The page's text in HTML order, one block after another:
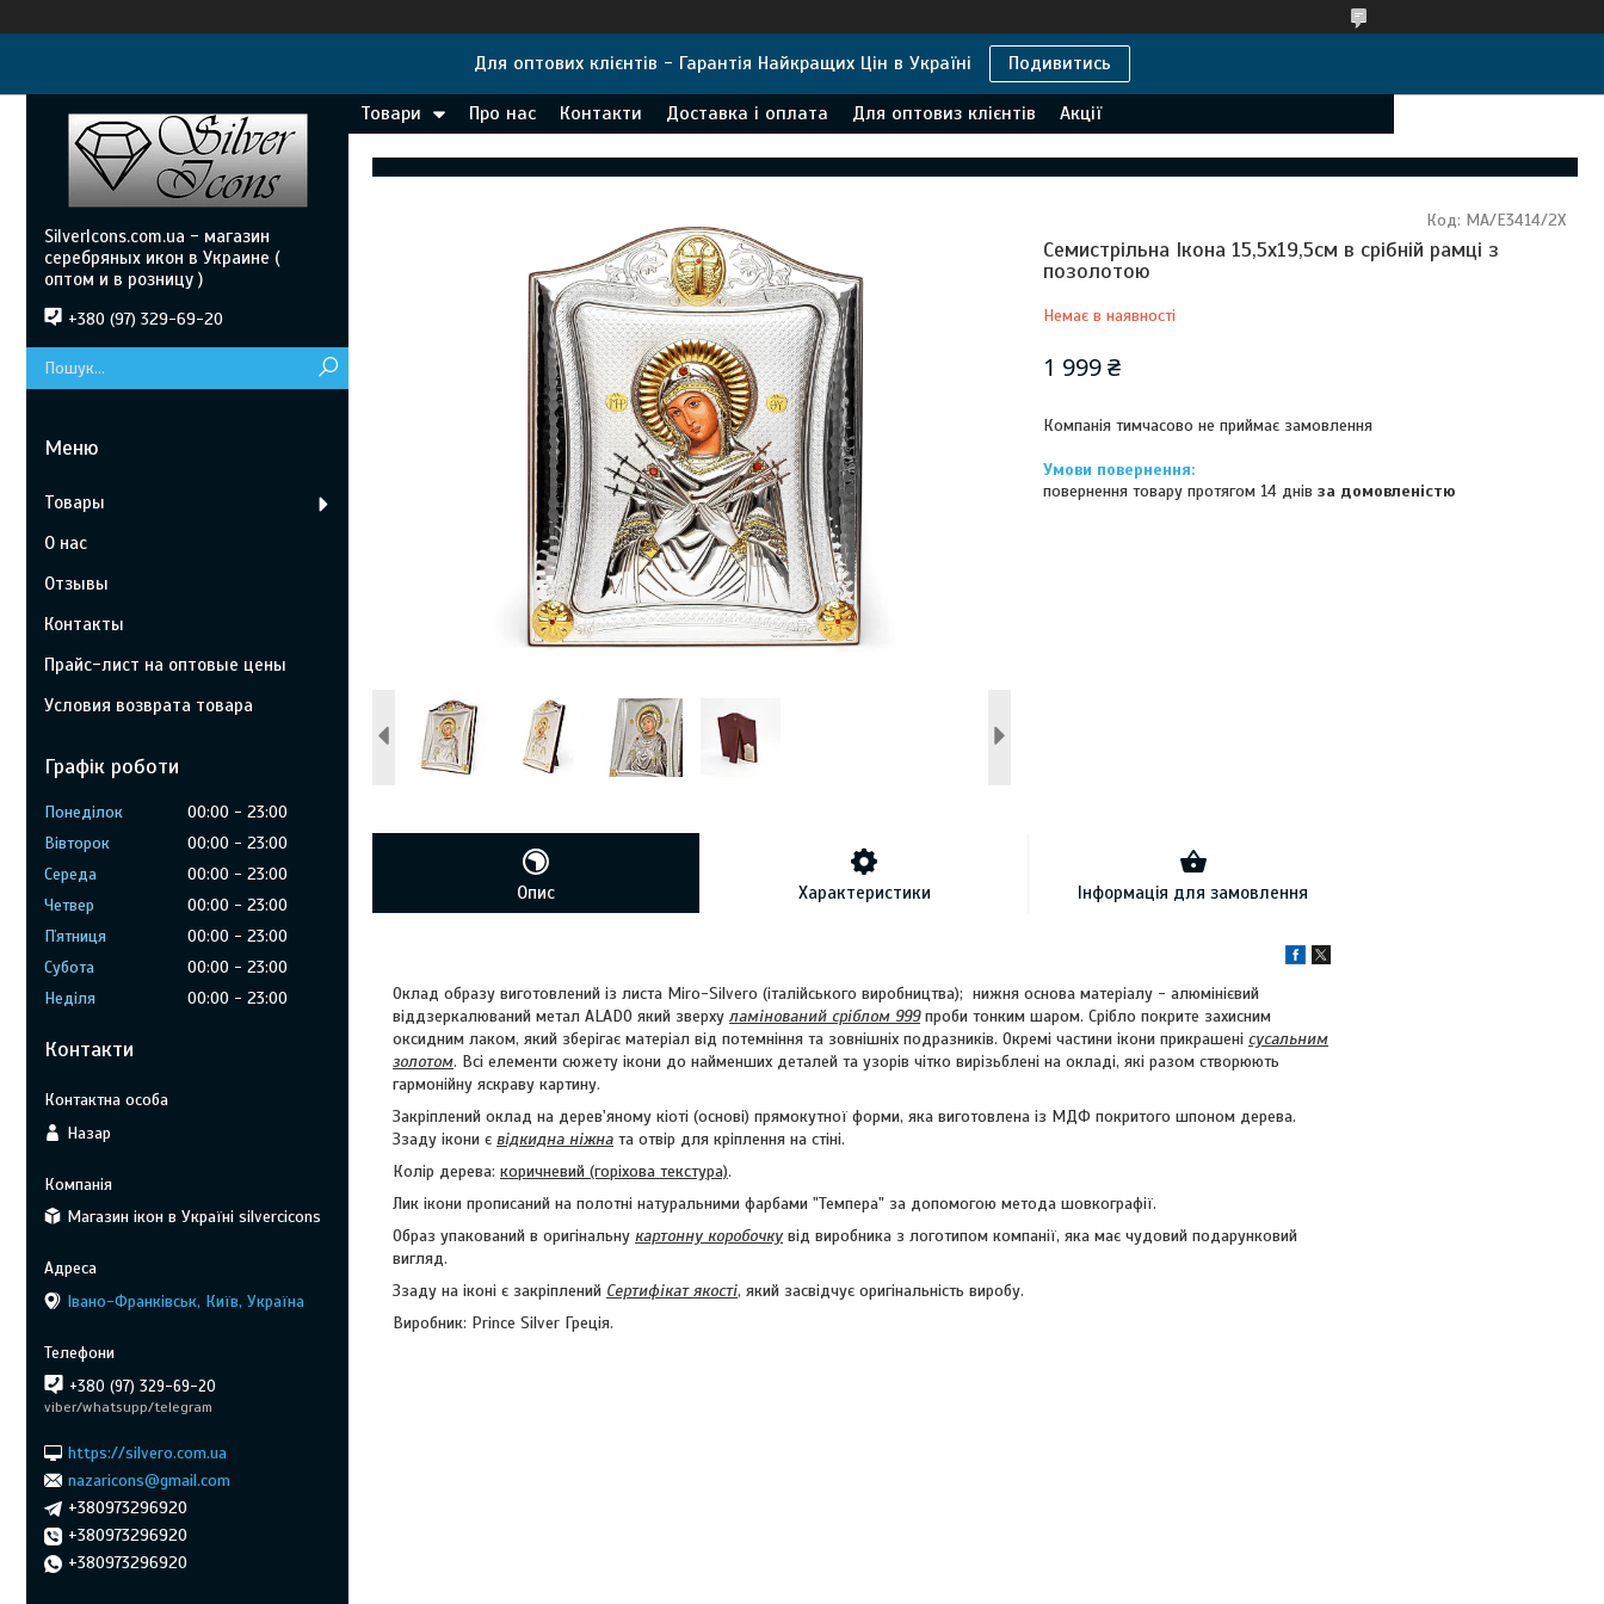
Для оптових клієнтів - Гарантія Найкращих Цін в Україні Подивитись
Товари Про нас Контакти Доставка і оплата Для оптовиз клієнтів Акції
Семистрільна Ікона 15,5x19,5см в срібній рамці з
позолотою
Немає в наявності
Код: MA/E3414/2X
1 999 ₴
Компанія тимчасово не приймає замовлення
повернення товару протягом 14 днівза домовленістю
Опис Характеристики Інформація для замовлення
Оклад образу виготовлений із листа Miro-Silvero (італійського виробництва); нижня основа матеріалу - алюмінієвий
віддзеркалюваний метал ALADO який зверху ламінований сріблом 999проби тонким шаром. Срібло покрите захисним
оксидним лаком, який зберігає матеріал від потемніння та зовнішніх подразників. Окремі частини ікони прикрашені сусальним
золотом. Всі елементи сюжету ікони до найменших деталей та узорів чітко вирізьблені на окладі, які разом створюють
гармонійну яскраву картину.
Закріплений оклад на дерев'яному кіоті (основі) прямокутної форми, яка виготовлена із МДФ покритого шпоном дерева.
Ззаду ікони є відкидна ніжна та отвір для кріплення на стіні.
Колір дерева: коричневий (горіхова текстура).
Лик ікони прописаний на полотні натуральними фарбами "Темпера" за допомогою метода шовкографії.
Образ упакований в оригінальну картонну коробочкувід виробника з логотипом компанії, яка має чудовий подарунковий
вигляд.
Ззаду на іконі є закріплений Сертифікат якості, який засвідчує оригінальність виробу.
Виробник: Prince Silver Греція.
SilverIcons.com.ua - магазин
серебряных икон в Украине (
оптом и в розницу )
+380 (97) 329-69-20
Товары
О нас
Отзывы
Контакты
Прайс-лист на оптовые цены
Условия возврата товара
Графік роботи
Понеділок 00:00
23:00
Вівторок
00:00
23:00
Середа
00:00
23:00
Четвер
00:00
23:00
Пʼятниця
00:00
23:00
Субота
00:00
23:00
Неділя
00:00 23:00
Контакти
Назар
Магазин ікон в Україні silvercicons
Івано-Франківськ, Київ, Україна
+380 (97) 329-69-20
viber/whatsupp/telegram
https://silvero.com.ua
nazaricons@gmail.com
+380973296920
+380973296920
+380973296920